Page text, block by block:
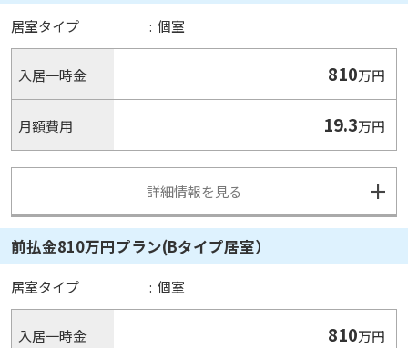
居室タイプ : 個室
入居一時金 810万円
月額費用 19.3万円
詳細情報を見る
前払金810万円プラン(Bタイプ居室）
居室タイプ : 個室
入居一時金 810万円